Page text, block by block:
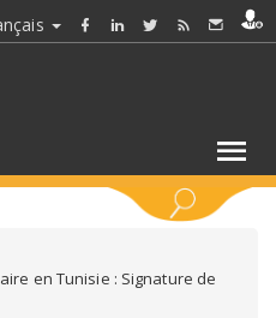
en Tunisie : Signature de